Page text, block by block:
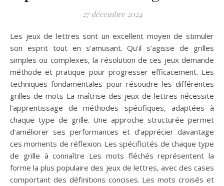
27 décembre 2024
Les jeux de lettres sont un excellent moyen de stimuler
son esprit tout en s’amusant. Qu’il s’agisse de grilles
simples ou complexes, la résolution de ces jeux demande
méthode et pratique pour progresser efficacement. Les
techniques fondamentales pour résoudre les différentes
grilles de mots La maîtrise des jeux de lettres nécessite
l’apprentissage de méthodes spécifiques, adaptées à
chaque type de grille. Une approche structurée permet
d’améliorer ses performances et d’apprécier davantage
ces moments de réflexion. Les spécificités de chaque type
de grille à connaître Les mots fléchés représentent la
forme la plus populaire des jeux de lettres, avec des cases
comportant des définitions concises. Les mots croisés et